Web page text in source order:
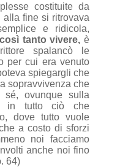
costituite da
alla fine si ritrovava
e ridicola,
tanto vivere, è
spalancò le
per cui era venuto
spiegargli che
sopravvivenza che
sé, ovunque sulla
in tutto ciò che
dove tutto vuole
a costo di sforzi
noi facciamo
anche noi fino
64)